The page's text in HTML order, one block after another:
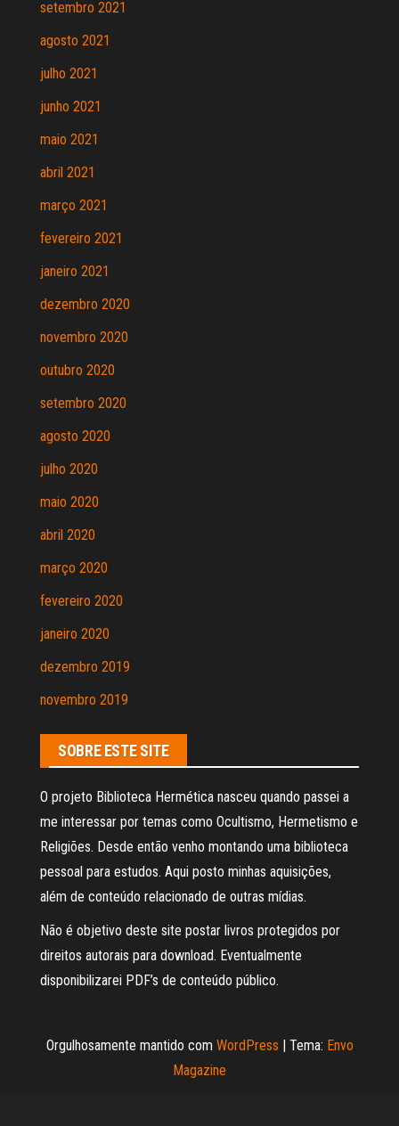
setembro 2021
agosto 2021
julho 2021
junho 2021
maio 2021
abril 2021
março 2021
fevereiro 2021
janeiro 2021
dezembro 2020
novembro 2020
outubro 2020
setembro 2020
agosto 2020
julho 2020
maio 2020
abril 2020
março 2020
fevereiro 2020
janeiro 2020
dezembro 2019
novembro 2019
SOBRE ESTE SITE
O projeto Biblioteca Hermética nasceu quando passei a
me interessar por temas como Ocultismo, Hermetismo e
Religiões. Desde então venho montando uma biblioteca
pessoal para estudos. Aqui posto minhas aquisições,
além de conteúdo relacionado de outras mídias.
Não é objetivo deste site postar livros protegidos por
direitos autorais para download. Eventualmente
disponibilizarei PDF’s de conteúdo público.
Orgulhosamente mantido com WordPress | Tema: Envo
Magazine